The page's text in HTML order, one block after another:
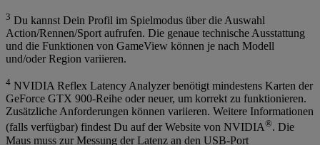
3 Du kannst Dein Profil im Spielmodus über die Auswahl
Action/Rennen/Sport aufrufen. Die genaue technische Ausstattung
und die Funktionen von GameView können je nach Modell
und/oder Region variieren.
4 NVIDIA Reflex Latency Analyzer benötigt mindestens Karten der
GeForce GTX 900-Reihe oder neuer, um korrekt zu funktionieren.
Zusätzliche Anforderungen können variieren. Weitere Informationen
(falls verfügbar) findest Du auf der Website von NVIDIA®. Die
Maus muss zur Messung der Latenz an den USB-Port